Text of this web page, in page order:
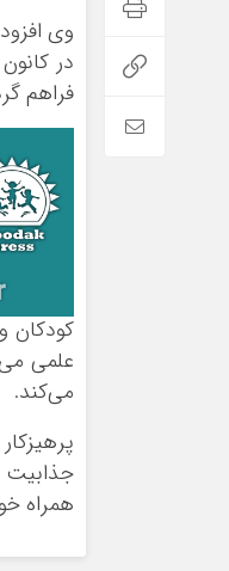
وی
در
فراهم
کودکان
علمی
می‌کند.
جذابیت
همراه